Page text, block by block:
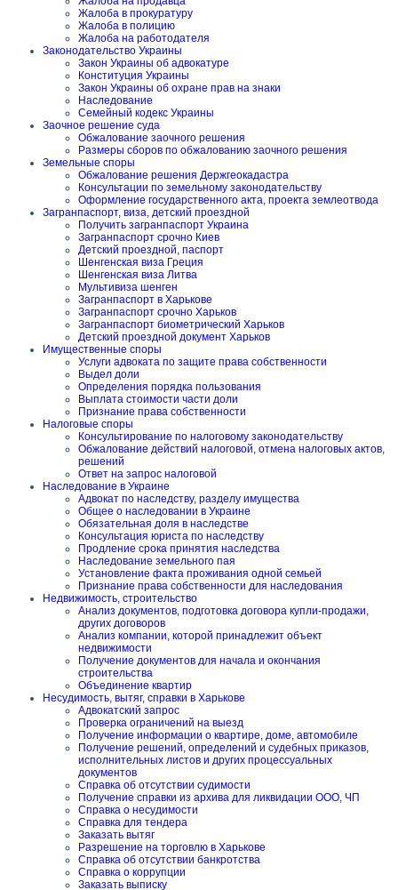
Жалоба в прокуратуру
Жалоба в полицию
Жалоба на работодателя
Законодательство Украины
Закон Украины об адвокатуре
Конституция Украины
Закон Украины об охране прав на знаки
Наследование
Семейный кодекс Украины
Заочное решение суда
Обжалование заочного решения
Размеры сборов по обжалованию заочного решения
Земельные споры
Обжалование решения Держгеокадастра
Консультации по земельному законодательству
Оформление государственного акта, проекта землеотвода
Загранпаспорт, виза, детский проездной
Получить загранпаспорт Украина
Загранпаспорт срочно Киев
Детский проездной, паспорт
Шенгенская виза Греция
Шенгенская виза Литва
Мультивиза шенген
Загранпаспорт в Харькове
Загранпаспорт срочно Харьков
Загранпаспорт биометрический Харьков
Детский проездной документ Харьков
Имущественные споры
Услуги адвоката по защите права собственности
Выдел доли
Определения порядка пользования
Выплата стоимости части доли
Признание права собственности
Налоговые споры
Консультирование по налоговому законодательству
Обжалование действий налоговой, отмена налоговых актов,
решений
Ответ на запрос налоговой
Наследование в Украине
Адвокат по наследству, разделу имущества
Общее о наследовании в Украине
Обязательная доля в наследстве
Консультация юриста по наследству
Продление срока принятия наследства
Наследование земельного пая
Установление факта проживания одной семьей
Признание права собственности для наследования
Недвижимость, строительство
Анализ документов, подготовка договора купли-продажи,
других договоров
Анализ компании, которой принадлежит объект
недвижимости
Получение документов для начала и окончания
строительства
Объединение квартир
Несудимость, вытяг, справки в Харькове
Адвокатский запрос
Проверка ограничений на выезд
Получение информации о квартире, доме, автомобиле
Получение решений, определений и судебных приказов,
исполнительных листов и других процессуальных
документов
Справка об отсутствии судимости
Получение справки из архива для ликвидации ООО, ЧП
Справка о несудимости
Справка для тендера
Заказать вытяг
Разрешение на торговлю в Харькове
Справка об отсутствии банкротства
Справка о коррупции
Заказать выписку